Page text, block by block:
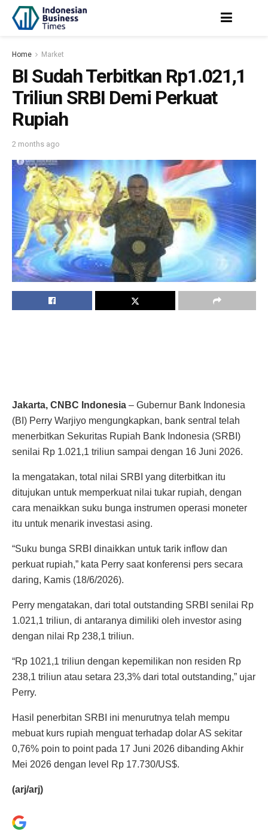
Home Market
BI Sudah Terbitkan Rp1.021,1
Triliun SRBI Demi Perkuat
Rupiah
2 months ago
Jakarta, CNBC Indonesia – Gubernur Bank Indonesia
(BI) Perry Warjiyo mengungkapkan, bank sentral telah
menerbitkan Sekuritas Rupiah Bank Indonesia (SRBI)
senilai Rp 1.021,1 triliun sampai dengan 16 Juni 2026.
Ia mengatakan, total nilai SRBI yang diterbitkan itu
ditujukan untuk memperkuat nilai tukar rupiah, dengan
cara menaikkan suku bunga instrumen operasi moneter
itu untuk menarik investasi asing.
“Suku bunga SRBI dinaikkan untuk tarik inflow dan
perkuat rupiah,” kata Perry saat konferensi pers secara
daring, Kamis (18/6/2026).
Perry mengatakan, dari total outstanding SRBI senilai Rp
1.021,1 triliun, di antaranya dimiliki oleh investor asing
dengan nilai Rp 238,1 triliun.
“Rp 1021,1 triliun dengan kepemilikan non residen Rp
238,1 triliun atau setara 23,3% dari total outstanding,” ujar
Perry.
Hasil penerbitan SRBI ini menurutnya telah mempu
mebuat kurs rupiah menguat terhadap dolar AS sekitar
0,76% poin to point pada 17 Juni 2026 dibanding Akhir
Mei 2026 dengan level Rp 17.730/US$.
(arj/arj)